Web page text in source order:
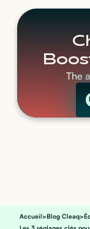
The
Accueil>Blog Cleaq>